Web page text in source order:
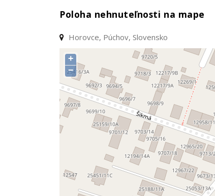
Poloha nehnuteľnosti na mape
Horovce, Púchov, Slovensko
+
−